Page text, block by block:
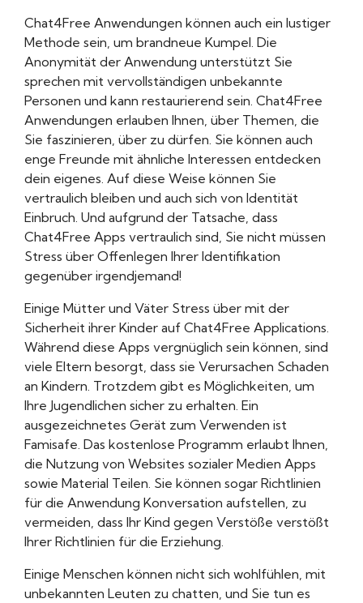
Chat4Free Anwendungen können auch ein lustiger
Methode sein, um brandneue Kumpel. Die
Anonymität der Anwendung unterstützt Sie
sprechen mit vervollständigen unbekannte
Personen und kann restaurierend sein. Chat4Free
Anwendungen erlauben Ihnen, über Themen, die
Sie faszinieren, über zu dürfen. Sie können auch
enge Freunde mit ähnliche Interessen entdecken
dein eigenes. Auf diese Weise können Sie
vertraulich bleiben und auch sich von Identität
Einbruch. Und aufgrund der Tatsache, dass
Chat4Free Apps vertraulich sind, Sie nicht müssen
Stress über Offenlegen Ihrer Identifikation
gegenüber irgendjemand!
Einige Mütter und Väter Stress über mit der
Sicherheit ihrer Kinder auf Chat4Free Applications.
Während diese Apps vergnüglich sein können, sind
viele Eltern besorgt, dass sie Verursachen Schaden
an Kindern. Trotzdem gibt es Möglichkeiten, um
Ihre Jugendlichen sicher zu erhalten. Ein
ausgezeichnetes Gerät zum Verwenden ist
Famisafe. Das kostenlose Programm erlaubt Ihnen,
die Nutzung von Websites sozialer Medien Apps
sowie Material Teilen. Sie können sogar Richtlinien
für die Anwendung Konversation aufstellen, zu
vermeiden, dass Ihr Kind gegen Verstöße verstößt
Ihrer Richtlinien für die Erziehung.
Einige Menschen können nicht sich wohlfühlen, mit
unbekannten Leuten zu chatten, und Sie tun es